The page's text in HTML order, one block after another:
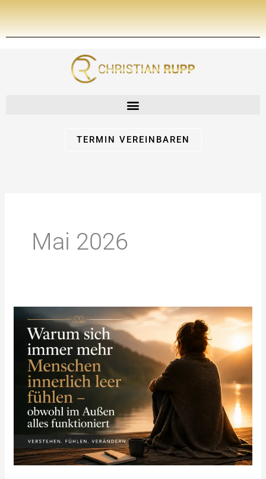
springen
TERMIN VEREINBAREN
Mai 2026
Innere
Leere
trotz
Erfolg